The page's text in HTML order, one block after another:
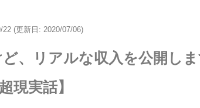
22 (更新日: 2020/07/06)
、リアルな収入を公開し
超現実話】